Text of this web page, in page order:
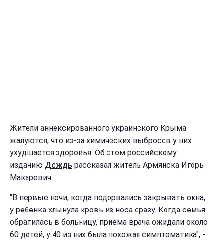
Жители аннексированного украинского Крыма
жалуются, что из-за химических выбросов у них
ухудшается здоровья. Об этом российскому
изданию Дождь рассказал житель Армянска Игорь
Макаревич.
"В первые ночи, когда подорвались закрывать окна,
у ребенка хлынула кровь из носа сразу. Когда семья
обратилась в больницу, приема врача ожидали около
60 детей, у 40 из них была похожая симптоматика", -